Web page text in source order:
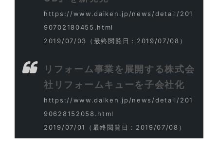
https://www.daiken.jp/news/detail/201
90702180455.html
2019/07/03
（最終閲覧日：2019/07/08）
リフォーム事業を展開する株式会
社リフォームキューを子会社化
https://www.daiken.jp/news/detail/201
90628152058.html
2019/07/01
（最終閲覧日：2019/07/08）